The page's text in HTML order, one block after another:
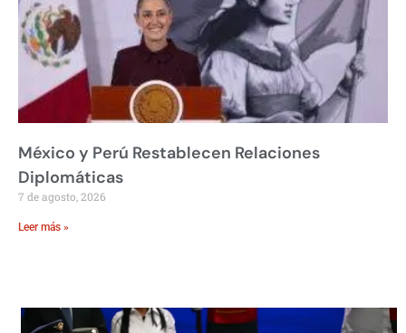
México y Perú Restablecen Relaciones
Diplomáticas
7 de agosto, 2026
Leer más »